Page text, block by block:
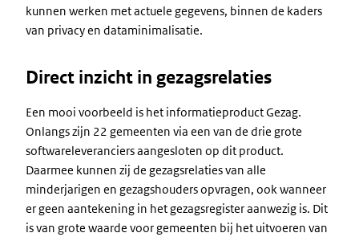
kunnen werken met actuele gegevens, binnen de kaders
van privacy en dataminimalisatie.
Direct inzicht in gezagsrelaties
Een mooi voorbeeld is het informatieproduct Gezag.
Onlangs zijn 22 gemeenten via een van de drie grote
softwareleveranciers aangesloten op dit product.
Daarmee kunnen zij de gezagsrelaties van alle
minderjarigen en gezagshouders opvragen, ook wanneer
er geen aantekening in het gezagsregister aanwezig is. Dit
is van grote waarde voor gemeenten bij het uitvoeren van